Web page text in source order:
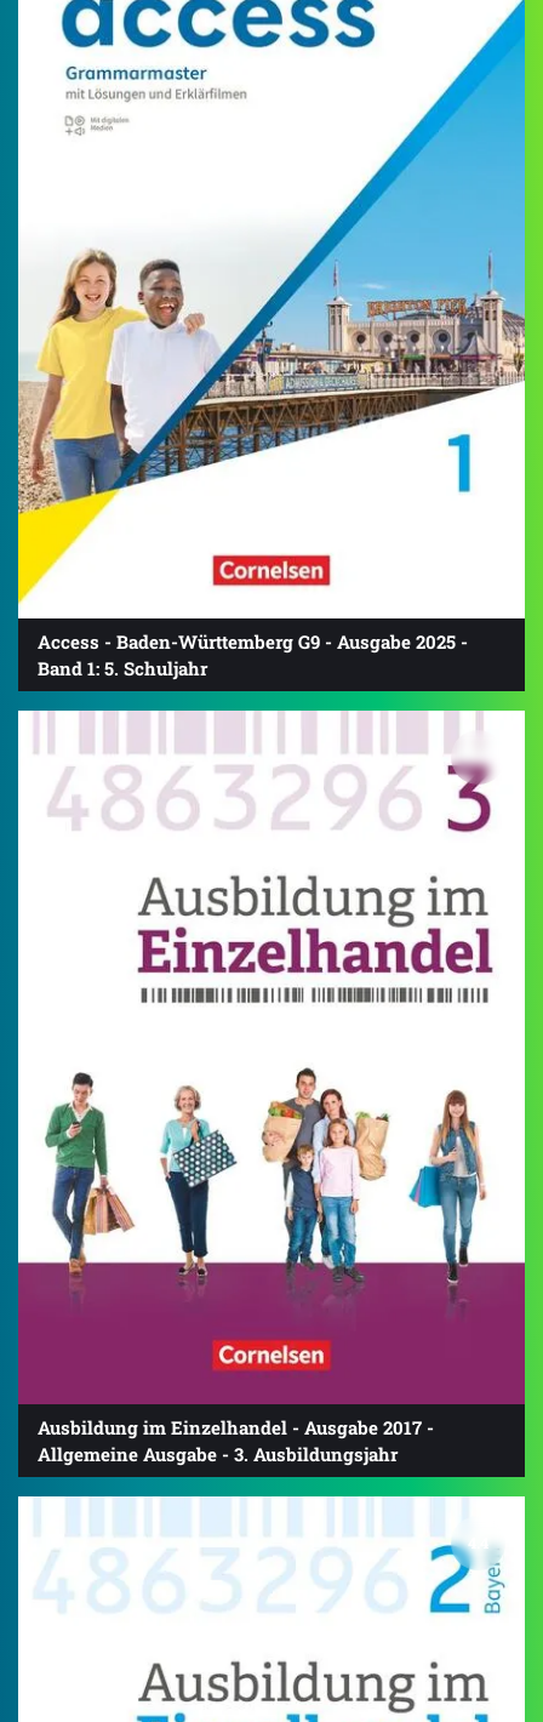
Access - Baden-Württemberg G9 - Ausgabe 2025 -
Band 1: 5. Schuljahr
Ausbildung im Einzelhandel - Ausgabe 2017 -
Allgemeine Ausgabe - 3. Ausbildungsjahr
4.4